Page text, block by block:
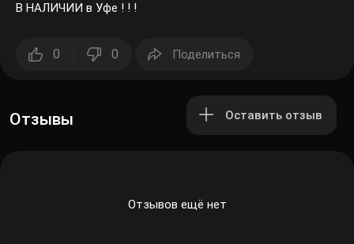
В НАЛИЧИИ в Уфе ! ! !
0 0 Поделиться
Отзывы Оставить отзыв
Отзывов ещё нет